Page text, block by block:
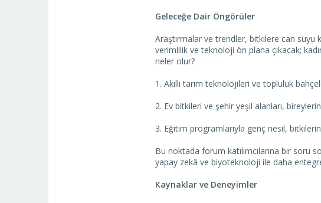
Geleceğe Dair Öngörüler
Araştırmalar ve trendler, bitkilere can suyu
verimlilik ve teknoloji ön plana çıkacak;
neler olur?
1. Akıllı tarım teknolojileri ve topluluk
2. Ev bitkileri ve şehir yeşil alanları,
3. Eğitim programlarıyla genç nesil,
Bu noktada forum katılımcılarına bir soru
yapay zekâ ve biyoteknoloji ile daha
Kaynaklar ve Deneyimler